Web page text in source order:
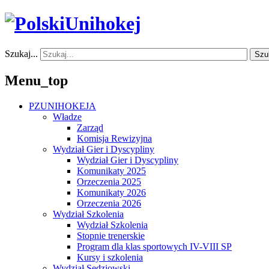
Szukaj...
Menu_top
PZUNIHOKEJA
Władze
Zarząd
Komisja Rewizyjna
Wydział Gier i Dyscypliny
Wydział Gier i Dyscypliny
Komunikaty 2025
Orzeczenia 2025
Komunikaty 2026
Orzeczenia 2026
Wydział Szkolenia
Wydział Szkolenia
Stopnie trenerskie
Program dla klas sportowych IV-VIII SP
Kursy i szkolenia